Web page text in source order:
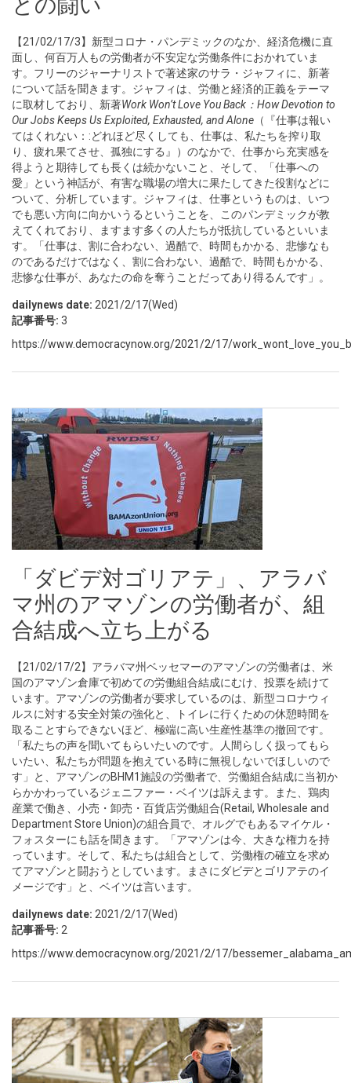
【21/02/17/3】新型コロナ・パンデミックのなか、経済危機に直
面し、何百万人もの労働者が不安定な労働条件におかれていま
す。フリーのジャーナリストで著述家のサラ・ジャフィに、新著
について話を聞きます。ジャフィは、労働と経済的正義をテーマ
に取材しており、新著Work Won’t Love You Back：How Devotion to
Our Jobs Keeps Us Exploited, Exhausted, and Alone （『仕事は報い
てはくれない：:どれほど尽くしても、仕事は、私たちを搾り取
り、疲れ果てさせ、孤独にする』）のなかで、仕事から充実感を
得ようと期待しても長くは続かないこと、そして、「仕事への
愛」という神話が、有害な職場の増大に果たしてきた役割などに
ついて、分析しています。ジャフィは、仕事というものは、いつ
でも悪い方向に向かいうるということを、このパンデミックが教
えてくれており、ますます多くの人たちが抵抗しているといいま
す。「仕事は、割に合わない、過酷で、時間もかかる、悲惨なも
のであるだけではなく、割に合わない、過酷で、時間もかかる、
悲惨な仕事が、あなたの命を奪うことだってあり得るんです」。
dailynews date: 2021/2/17(Wed)
記事番号: 3
https://www.democracynow.org/2021/2/17/
「ダビデ対ゴリアテ」、アラバ
マ州のアマゾンの労働者が、組
合結成へ立ち上がる
【21/02/17/2】アラバマ州ベッセマーのアマゾンの労働者は、米
国のアマゾン倉庫で初めての労働組合結成にむけ、投票を続けて
います。アマゾンの労働者が要求しているのは、新型コロナウィ
ルスに対する安全対策の強化と、トイレに行くための休憩時間を
取ることすらできないほど、極端に高い生産性基準の撤回です。
「私たちの声を聞いてもらいたいのです。人間らしく扱ってもら
いたい、私たちが問題を抱えている時に無視しないでほしいので
す」と、アマゾンのBHM1施設の労働者で、労働組合結成に当初か
らかかわっているジェニファー・ベイツは訴えます。また、鶏肉
産業で働き、小売・卸売・百貨店労働組合(Retail, Wholesale and
Department Store Union)の組合員で、オルグでもあるマイケル・
フォスターにも話を聞きます。「アマゾンは今、大きな権力を持
っています。そして、私たちは組合として、労働権の確立を求め
てアマゾンと闘おうとしています。まさにダビデとゴリアテのイ
メージです」と、ベイツは言います。
dailynews date: 2021/2/17(Wed)
記事番号: 2
https://www.democracynow.org/2021/2/17/